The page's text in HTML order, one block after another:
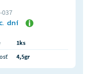
037
dní
1ks
4,5gr